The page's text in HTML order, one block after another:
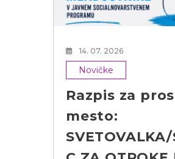
14. 07. 2026
Novičke
Razpis za
mesto: